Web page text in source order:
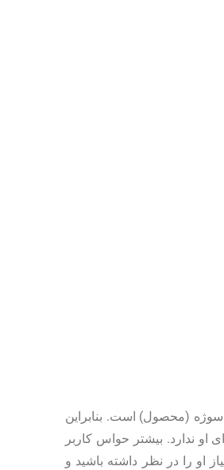
(محصول) است. بنابراین
او ندارد. بیشتر حواس کاربر
را در نظر داشته باشید و